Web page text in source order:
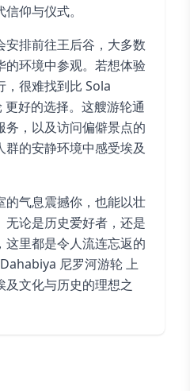
仰与仪式。
安排前往王后谷，大多数
的环境中参观。若想体验
，很难找到比 Sola
好的选择。这艘游轮通
务，以及访问偏僻景点的
的安静环境中感受埃及
的气息震撼你，也能以壮
无论是历史爱好者，还是
这里都是令人流连忘返的
尼罗河游轮 上
文化与历史的理想之